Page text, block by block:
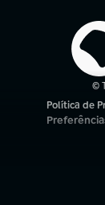
©
Política de
(abre em